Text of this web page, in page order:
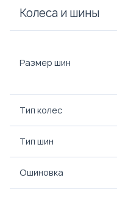
Колеса и шины
Размер шин
Тип колес
Тип шин
Ошиновка